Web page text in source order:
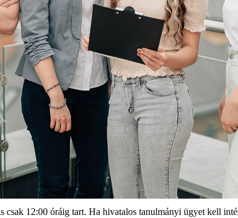
12:00 óráig tart. Ha hivatalos tanulmányi ügyet kell